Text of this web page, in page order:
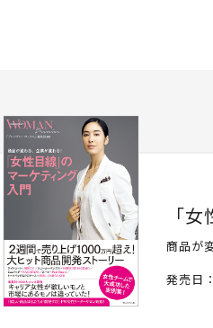
「
商品が
発売日